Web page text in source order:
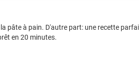
pâte à pain. D'autre part: une recette
en 20 minutes.